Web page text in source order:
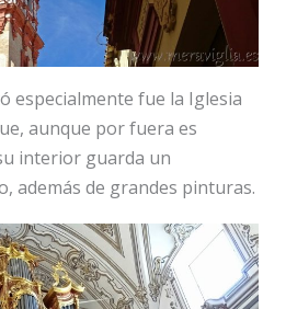
especialmente fue la Iglesia
aunque por fuera es
interior guarda un
además de grandes pinturas.